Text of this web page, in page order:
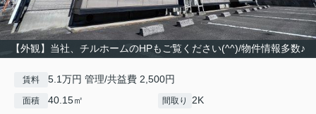
【外観】当社、チルホームのHPもご覧ください(^^)/物件情報多数♪
賃料 5.1万円 管理/共益費 2,500円
面積 40.15㎡ 間取り 2K